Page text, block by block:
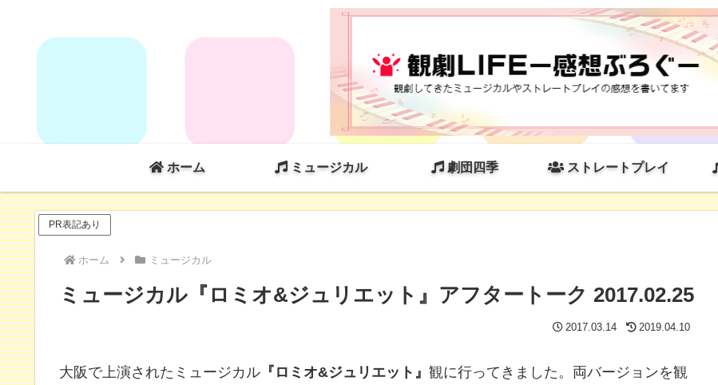
ホーム ミュージカル 劇団四季 ストレートプレイ
PR表記あり
ホーム ミュージカル
ミュージカル『ロミオ&ジュリエット』アフタートーク 2017.02.25
2017.03.14 2019.04.10
大阪で上演されたミュージカル 『ロミオ&ジュリエット』 観に行ってきました。両バージョンを観